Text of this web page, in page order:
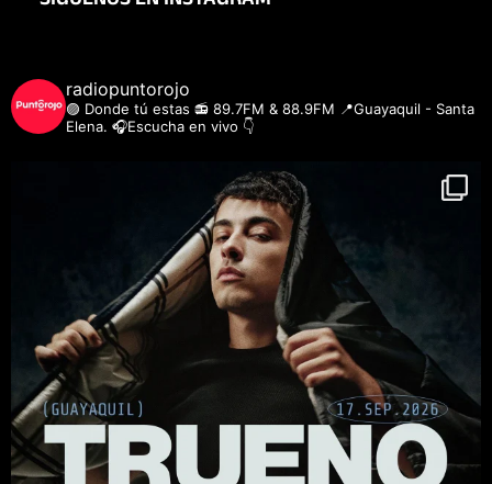
radiopuntorojo
🟣 Donde tú estas 📻 89.7FM & 88.9FM 📍Guayaquil - Santa
Elena. 🎧Escucha en vivo 👇